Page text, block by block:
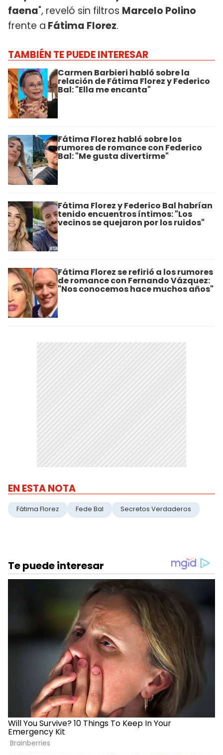
faena", reveló sin filtros Marcelo Polino
frente a Fátima Florez.
TAMBIÉN TE PUEDE INTERESAR
Carmen Barbieri habló sobre la
relación de Fátima Florez y Federico
Bal: "Ella me encanta"
Fátima Florez habló sobre los
rumores de romance con Federico
Bal: "Me gusta divertirme"
Fátima Florez y Federico Bal habrían
tenido encuentros íntimos: "Los
vecinos se quejaron por los ruidos"
Fátima Florez se refirió a los rumores
de romance con Fernando Vázquez:
"Nos conocemos hace muchos años"
EN ESTA NOTA
Fátima Florez Fede Bal Secretos Verdaderos